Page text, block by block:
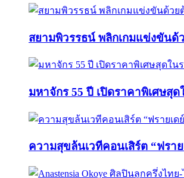
สยามพิวรรธน์ พลิกเกมแข่งขันด้
มหาจักร 55 ปี เปิดราคาพิเศษสุ
ความสุขล้นเวทีคอนเสิร์ต “ฟรา